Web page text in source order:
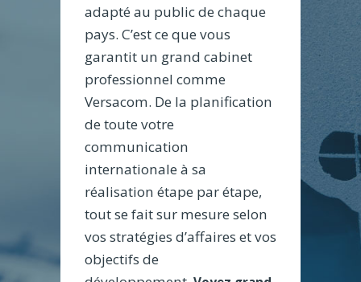
adapté au public de chaque
pays. C’est ce que vous
garantit un grand cabinet
professionnel comme
Versacom. De la planification
de toute votre
communication
internationale à sa
réalisation étape par étape,
tout se fait sur mesure selon
vos stratégies d’affaires et vos
objectifs de